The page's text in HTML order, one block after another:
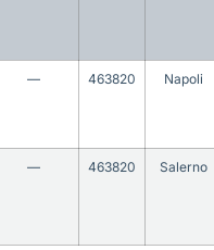
— 463820 Napoli
— 463820 Salerno